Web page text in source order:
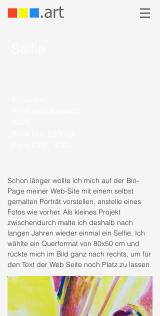
Schon länger wollte ich mich auf der Bio-
Page meiner Web-Site mit einem selbst
gemalten Porträt vorstellen, anstelle eines
Fotos wie vorher. Als kleines Projekt
zwischendurch malte ich deshalb nach
langen Jahren wieder einmal ein Selfie. Ich
wählte ein Querformat von 80x50 cm und
rückte mich im Bild ganz nach rechts, um für
den Text der Web Seite noch Platz zu lassen.